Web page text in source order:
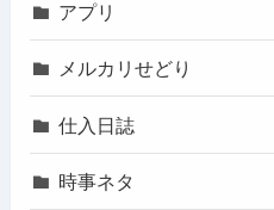
アプリ
メルカリせどり
仕入日誌
時事ネタ